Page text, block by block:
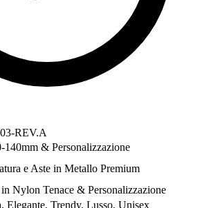
REV.A
140mm & Personalizzazione
e Aste in Metallo Premium
Nylon Tenace & Personalizzazione
Elegante, Trendy, Lusso, Unisex